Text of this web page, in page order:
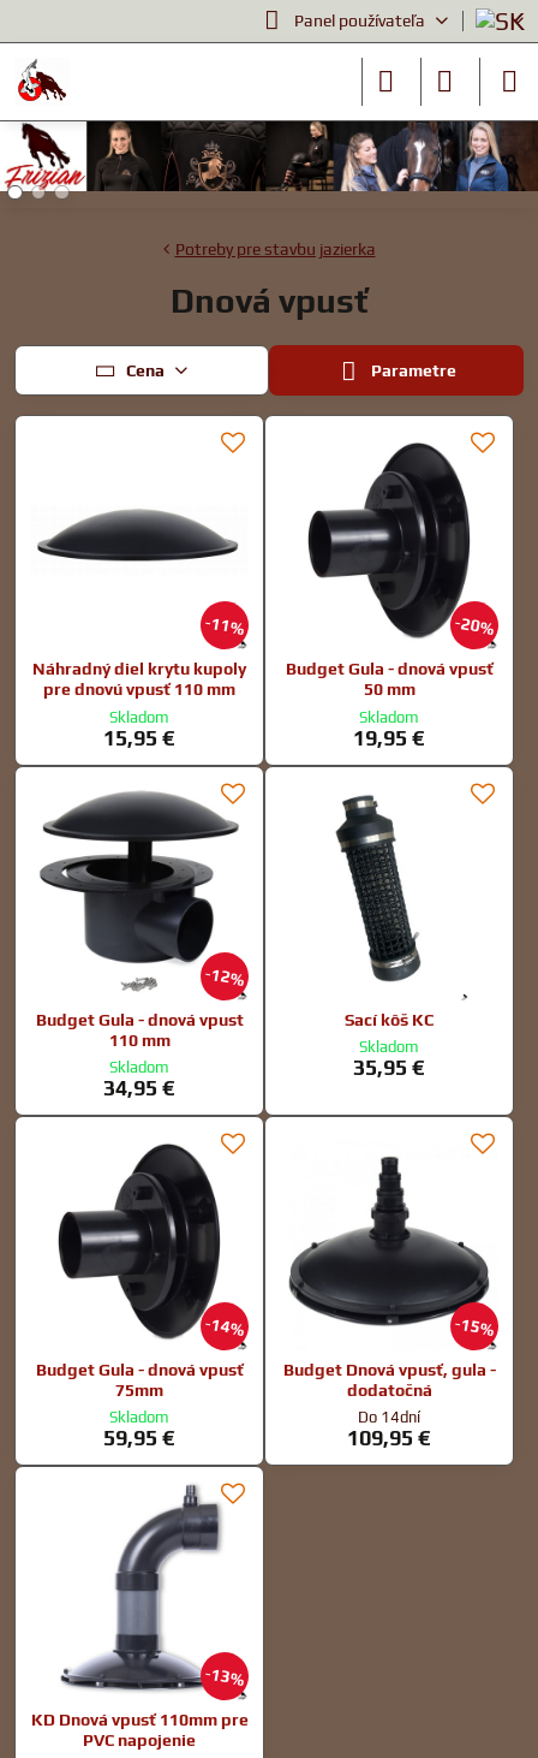
Panel používateľa
Potreby pre stavbu jazierka
Dnová vpusť
Cena Parametre
11%
Náhradný diel krytu kupoly
pre dnovú vpusť 110 mm
Skladom
15,95 €
20%
Budget Gula - dnová vpusť
50 mm
Skladom
19,95 €
12%
Budget Gula - dnová vpust
110 mm
Skladom
34,95 €
Sací kôš KC
Skladom
35,95 €
14%
Budget Gula - dnová vpusť
75mm
Skladom
59,95 €
15%
Budget Dnová vpusť, gula -
dodatočná
Do 14dní
109,95 €
13%
KD Dnová vpusť 110mm pre
PVC napojenie